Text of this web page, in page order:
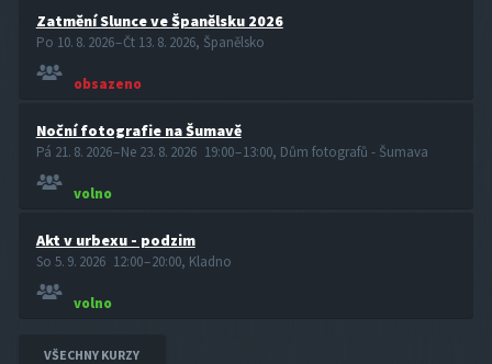
Zatmění Slunce ve Španělsku 2026
Po 10. 8. 2026 – Čt 13. 8. 2026, Španělsko
obsazeno
Noční fotografie na Šumavě
Pá 21. 8. 2026 – Ne 23. 8. 2026 19:00 – 13:00, Dům fotografů - Šumava
volno
Akt v urbexu - podzim
So 5. 9. 2026 12:00 – 20:00, Kladno
volno
VŠECHNY KURZY